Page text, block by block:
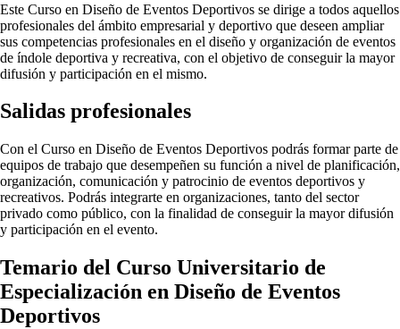
Este Curso en Diseño de Eventos Deportivos se dirige a todos aquellos
profesionales del ámbito empresarial y deportivo que deseen ampliar
sus competencias profesionales en el diseño y organización de eventos
de índole deportiva y recreativa, con el objetivo de conseguir la mayor
difusión y participación en el mismo.
Salidas profesionales
Con el Curso en Diseño de Eventos Deportivos podrás formar parte de
equipos de trabajo que desempeñen su función a nivel de planificación,
organización, comunicación y patrocinio de eventos deportivos y
recreativos. Podrás integrarte en organizaciones, tanto del sector
privado como público, con la finalidad de conseguir la mayor difusión
y participación en el evento.
Temario del Curso Universitario de
Especialización en Diseño de Eventos
Deportivos